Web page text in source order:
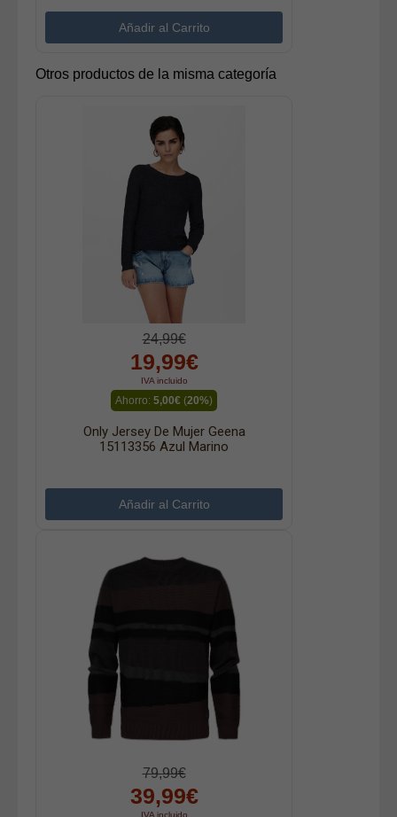
Otros productos de la misma categoría
24,99€
19,99€
IVA incluido
Ahorro: 5,00€ (20%)
Only Jersey De Mujer Geena
15113356 Azul Marino
79,99€
39,99€
IVA incluido